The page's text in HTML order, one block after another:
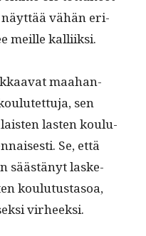
näyt­tää vähän eri­
meille kalliiksi.
maa­han­
sen
las­ten koulu­
Se, että
säästänyt laske­
koulu­tus­ta­soa,
virheeksi.